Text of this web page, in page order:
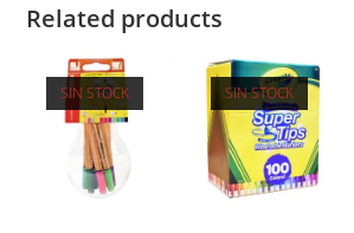
Related products
SIN STOCK SIN STOCK